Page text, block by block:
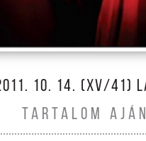
10. 14. (XV/41)
TARTALOM